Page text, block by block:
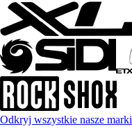
Odkryj wszystkie nasze marki